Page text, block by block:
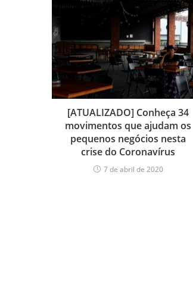
[ATUALIZADO] Conheça 34
movimentos que ajudam os
pequenos negócios nesta
crise do Coronavírus
7 de abril de 2020